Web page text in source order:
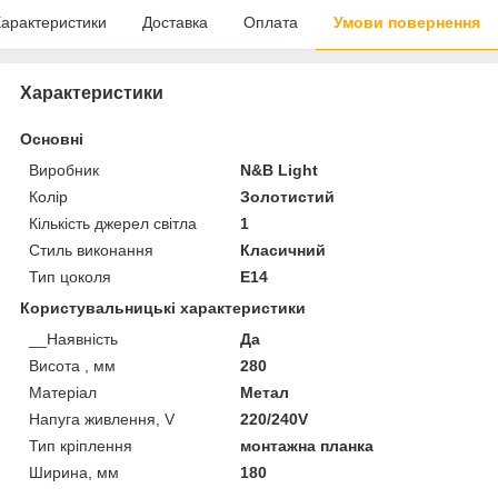
Доставка Оплата Умови повернення
Характеристики
Основні
Виробник
N&B Light
Колір
Золотистий
Кількість джерел світла
1
Стиль виконання
Класичний
Тип цоколя
E14
Користувальницькі характеристики
__Наявність
Да
Висота , мм
280
Матеріал
Метал
Напуга живлення, V
220/240V
Тип кріплення
монтажна планка
Ширина, мм
180